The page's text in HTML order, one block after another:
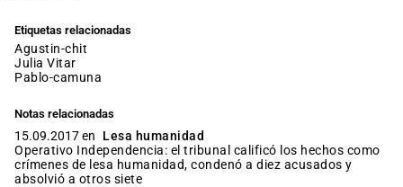
Etiquetas relacionadas
agustin-chit
Julia Vitar
pablo-camuna
Notas relacionadas
15.09.2017 en
Lesa humanidad
Operativo Independencia: el tribunal calificó los hechos como
crímenes de lesa humanidad, condenó a diez acusados y
absolvió a otros siete